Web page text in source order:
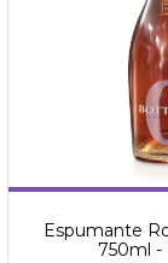
Espumante
750ml